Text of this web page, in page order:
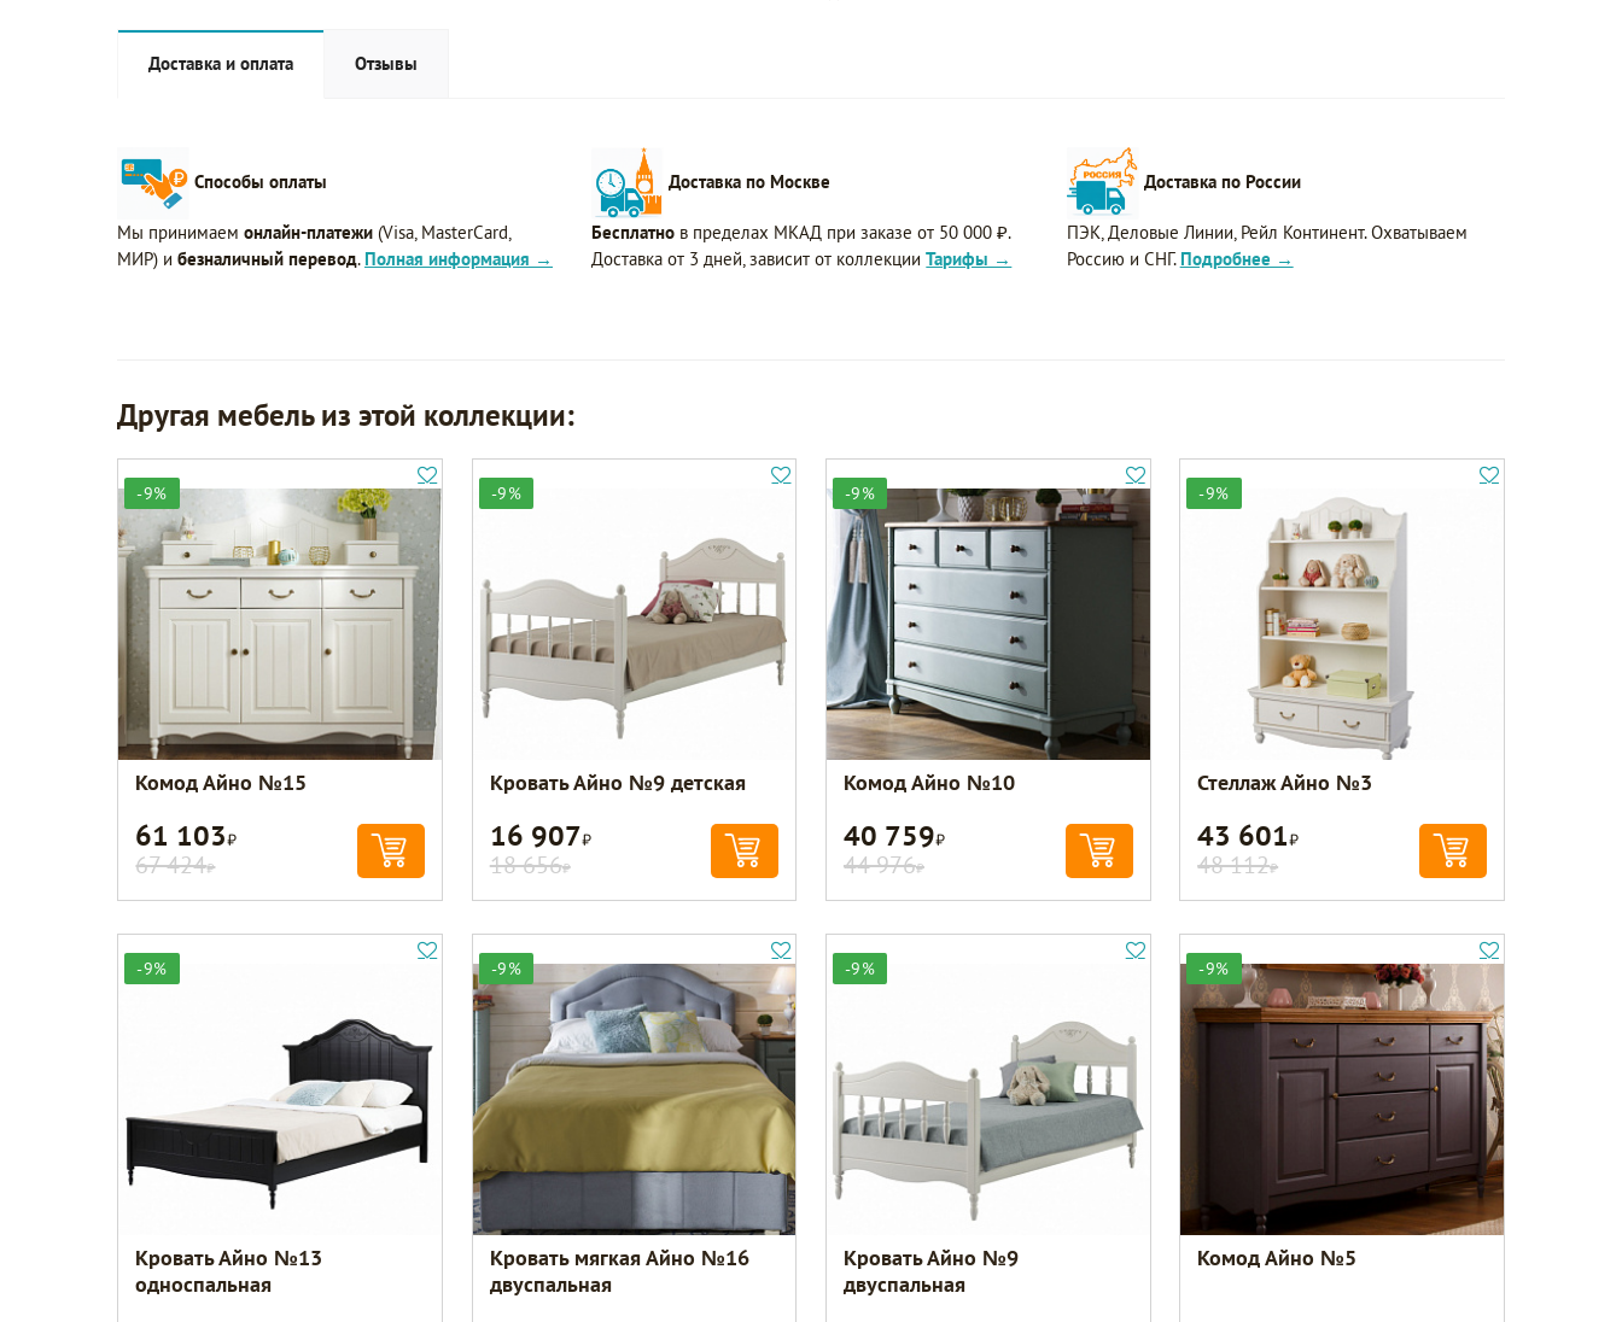
Доставка и оплата Отзывы
Способы оплаты
Мы принимаем онлайн-платежи (Visa, MasterCard,
МИР) и безналичный перевод. Полная информация →
Доставка по Москве
Бесплатно в пределах МКАД при заказе от 50 000 ₽.
Доставка от 3 дней, зависит от коллекцииТарифы →
Доставка по России
ПЭК, Деловые Линии, Рейл Континент. Охватываем
Россию и СНГ. Подробнее →
Другая мебель из этой коллекции:
-9%
Комод Айно №15
61 103Р
67 424Р
-9%
Кровать Айно №9 детская
16 907Р
18 656Р
-9%
Комод Айно №10
40 759Р
44 976Р
-9%
Стеллаж Айно №3
43 601Р
48 112Р
-9%
Кровать Айно №13
односпальная
-9%
Кровать мягкая Айно №16
двуспальная
-9%
Кровать Айно №9
двуспальная
-9%
Комод Айно №5